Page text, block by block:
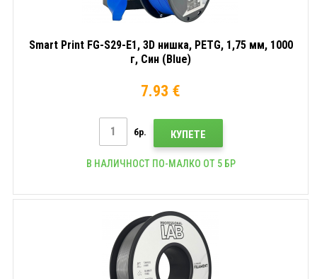
Smart Print FG-S29-E1, 3D нишка, PETG, 1,75 мм, 1000
г, Син (Blue)
7.93 €
бр. КУПЕТЕ
В НАЛИЧНОСТ ПО-МАЛКО ОТ 5 БР